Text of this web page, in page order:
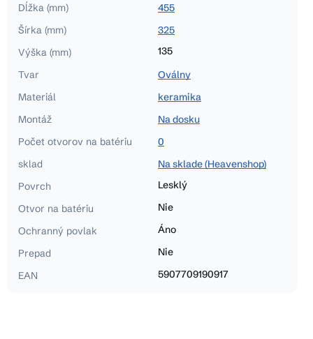
Dĺžka (mm)
455
Šírka (mm)
325
Výška (mm)
135
Tvar
Oválny
Materiál
keramika
Montáž
Na dosku
Počet otvorov na batériu
0
sklad
Na sklade (Heavenshop)
Povrch
Lesklý
Otvor na batériu
Nie
Ochranný povlak
Áno
Prepad
Nie
EAN
5907709190917